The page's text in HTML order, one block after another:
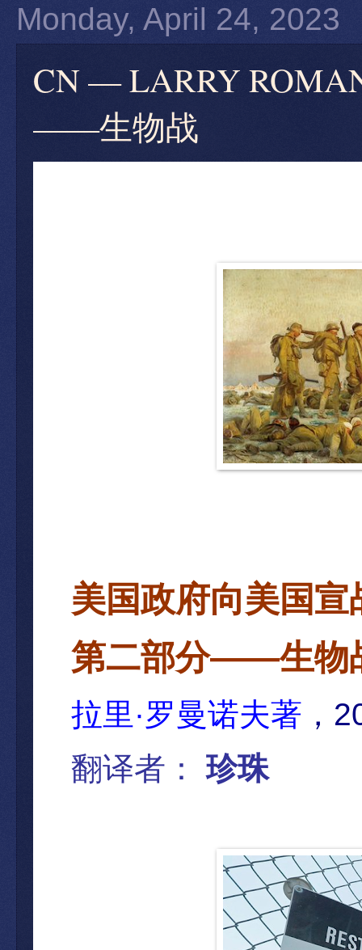
Monday, April 24, 2023
CN — LARRY
——生物战
美国政府向美国宣
第二部分——生物
拉里 ·罗曼诺夫著 ，
翻译者： 珍珠